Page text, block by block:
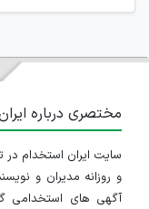
مختصری درباره
و روزانه مدیران و
آگهی های استخدامی